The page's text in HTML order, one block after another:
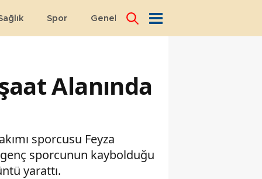
Spor Genel Dünya
Alanında
sporcusu Feyza
sporcunun kaybolduğu
yarattı.